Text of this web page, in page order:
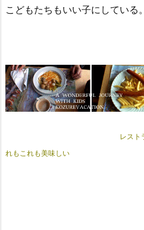
こどもたちもいい子にしている。
レストランアルメント
れもこれも美味しい